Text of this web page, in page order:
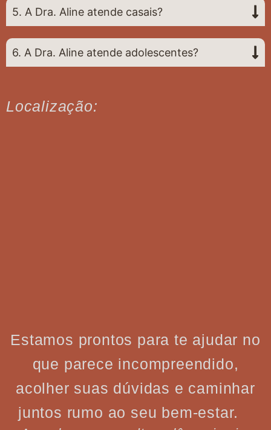
5. A Dra. Aline atende casais?
6. A Dra. Aline atende adolescentes?
Localização:
Estamos prontos para te ajudar no
que parece incompreendido,
acolher suas dúvidas e caminhar
juntos rumo ao seu bem-estar.